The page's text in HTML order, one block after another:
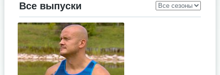
Все выпуски